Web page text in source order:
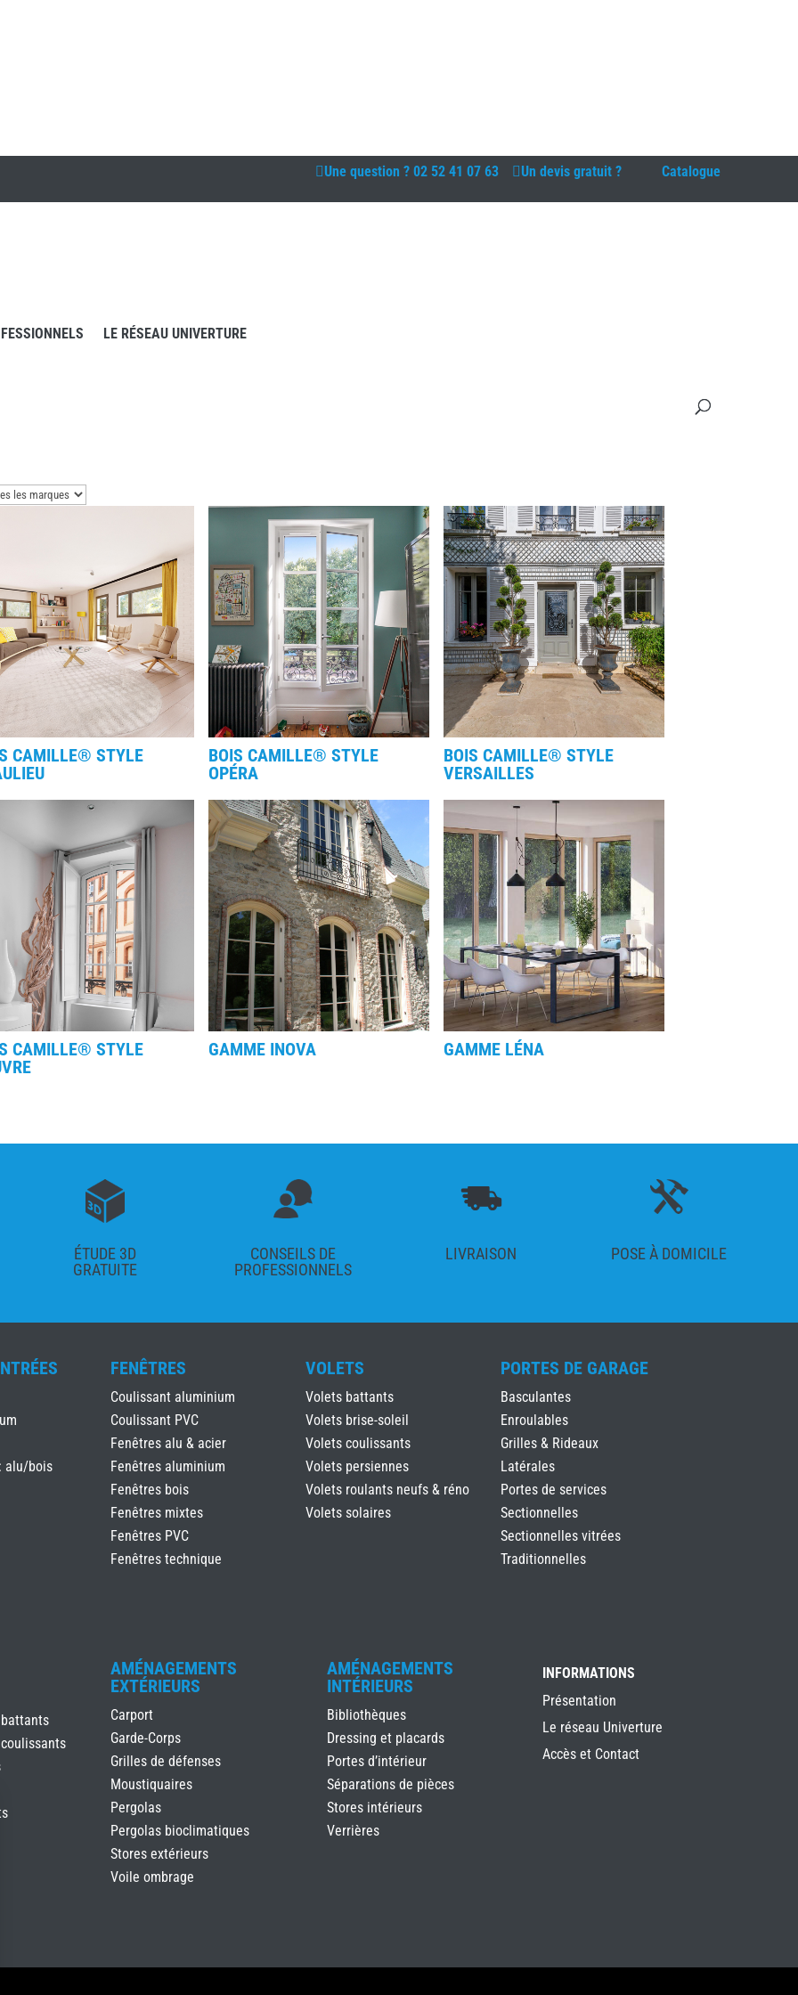
Une question ? 02 52 41 07 63 Un devis gratuit ? Catalogue
LE RÉSEAU UNIVERTURE
CAMILLE® STYLE
BOIS CAMILLE® STYLE
OPÉRA
BOIS CAMILLE® STYLE
VERSAILLES
CAMILLE® STYLE
GAMME INOVA GAMME LÉNA
ÉTUDE 3D
GRATUITE
CONSEILS DE
PROFESSIONNELS
LIVRAISON POSE À DOMICILE
alu/bois
FENÊTRES
Coulissant aluminium
Coulissant PVC
Fenêtres alu & acier
Fenêtres aluminium
Fenêtres bois
Fenêtres mixtes
Fenêtres PVC
Fenêtres technique
VOLETS
Volets battants
Volets brise-soleil
Volets coulissants
Volets persiennes
Volets roulants neufs & réno
Volets solaires
PORTES DE GARAGE
Basculantes
Enroulables
Grilles & Rideaux
Latérales
Portes de services
Sectionnelles
Sectionnelles vitrées
Traditionnelles
AMÉNAGEMENTS
EXTÉRIEURS
Carport
Garde-Corps
Grilles de défenses
Moustiquaires
Pergolas
Pergolas bioclimatiques
Stores extérieurs
Voile ombrage
AMÉNAGEMENTS
INTÉRIEURS
Bibliothèques
Dressing et placards
Portes d’intérieur
Séparations de pièces
Stores intérieurs
Verrières
INFORMATIONS
Présentation
Le réseau Univerture
Accès et Contact